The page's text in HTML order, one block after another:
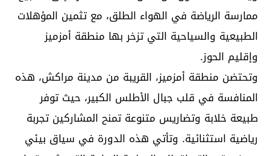
ممارسة الرياضة في الهواء الطلق، مع تثمين المؤهلات
الطبيعية والسياحية التي تزخر بها منطقة أمزميز
وإقليم الحوز.
وتحتضن منطقة أمزميز، القريبة من مدينة مراكش، هذه
المنافسة في قلب جبال الأطلس الكبير، حيث توفر
طبيعة خلابة وتضاريس متنوعة تمنح المشاركين تجربة
رياضية استثنائية. وتأتي هذه الدورة في سياق بيئي